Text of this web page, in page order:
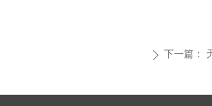
ꄲ 下一篇：